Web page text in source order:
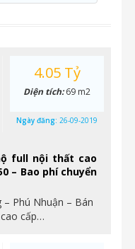
full nội thất cao
– Bao phí chuyển
Phú Nhuận – Bán
cấp…
4.05 Tỷ
Diện tích:69 m2
Ngày đăng: 26-09-2019